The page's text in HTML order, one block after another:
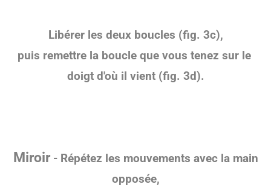
Libérer les deux boucles (fig. 3c),
puis remettre la boucle que vous tenez sur le
doigt d'où il vient (fig. 3d).
Miroir- Répétez les mouvements avec la main
opposée,